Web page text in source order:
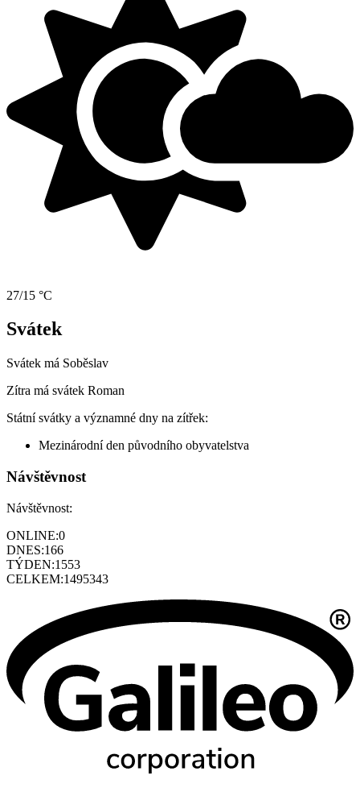
27/15 °C
Svátek
Svátek má Soběslav
Zítra má svátek Roman
Státní svátky a významné dny na zítřek:
Mezinárodní den původního obyvatelstva
Návštěvnost
Návštěvnost:
ONLINE:0
DNES:166
TÝDEN:1553
CELKEM:1495343